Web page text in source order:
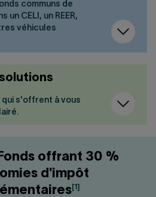
communs de
un CELI, un REER,
véhicules
s'offrent à vous
offrant 30 %
d'impôt
[1]